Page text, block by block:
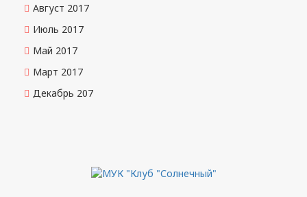
Август 2017
Июль 2017
Май 2017
Март 2017
Декабрь 207